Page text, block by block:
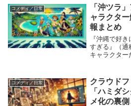
す。この記
った新たな視
コメディ／日常
「沖ツラ
ャラクタ
報まとめ
『沖縄で好
すぎる』（通
キャラクター
の記事では、
ぞれが演じる
コメディ／日常
クラウド
「ハミダ
メ化の裏側